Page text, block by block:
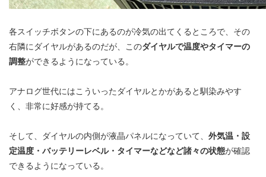
各スイッチボタンの下にあるのが冷気の出てくるところで、その
右隣にダイヤルがあるのだが、このダイヤルで温度やタイマーの
調整ができるようになっている。
アナログ世代にはこういったダイヤルとかがあると馴染みやす
く、非常に好感が持てる。
そして、ダイヤルの内側が液晶パネルになっていて、 外気温・設
定温度・バッテリーレベル・タイマーなどなど諸々の状態が確認
できるようになっている。